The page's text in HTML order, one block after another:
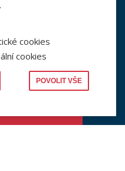
.
cookies
cookies
POVOLIT VŠE